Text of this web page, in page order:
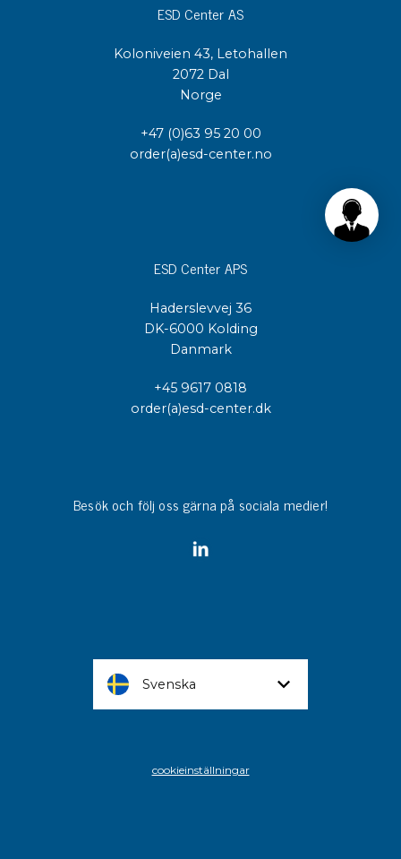
ESD Center AS
Koloniveien 43, Letohallen
2072 Dal
Norge
+47 (0)63 95 20 00
order(a)esd-center.no
ESD Center APS
Haderslevvej 36
DK-6000 Kolding
Danmark
+45 9617 0818
order(a)esd-center.dk
Besök och följ oss gärna på sociala medier!
Svenska
cookieinställningar